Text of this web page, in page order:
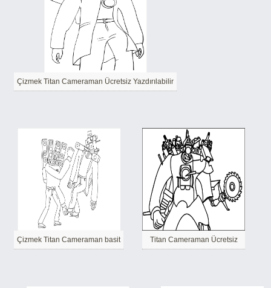
Çizmek Titan Cameraman Ücretsiz Yazdırılabilir
Çizmek Titan Cameraman basit Titan Cameraman Ücretsiz